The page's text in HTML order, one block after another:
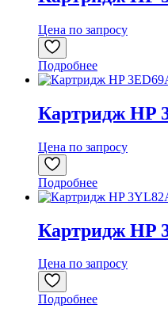
Цена по запросу
Подробнее
Картридж HP
Цена по запросу
Подробнее
Картридж HP
Цена по запросу
Подробнее